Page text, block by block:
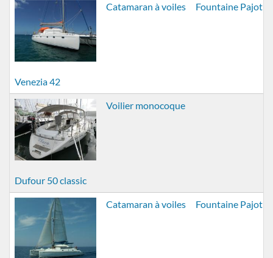
Venezia 42
Catamaran à voiles Fountaine Pajot
Dufour 50 classic
Voilier monocoque
Catamaran à voiles Fountaine Pajot